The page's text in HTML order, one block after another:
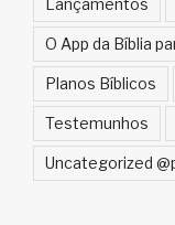
O App da Bíblia
Planos Bíblicos
Testemunhos
Uncategorized